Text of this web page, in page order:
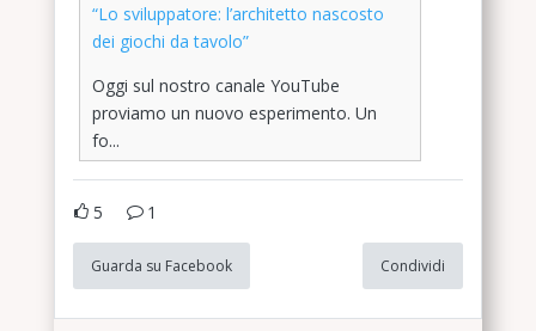
“Lo sviluppatore: l’architetto nascosto
dei giochi da tavolo”
Oggi sul nostro canale YouTube
proviamo un nuovo esperimento. Un
fo...
5 1
Guarda su Facebook Condividi